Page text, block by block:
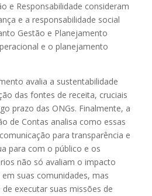
e Responsabilidade consideram
e a responsabilidade social
Gestão e Planejamento
e o planejamento
avalia a sustentabilidade
das fontes de receita, cruciais
prazo das ONGs. Finalmente, a
de Contas analisa como essas
para transparência e
para com o público e os
não só avaliam o impacto
suas comunidades, mas
executar suas missões de